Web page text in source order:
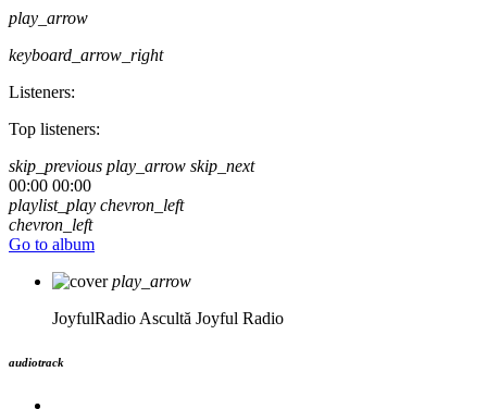
play_arrow
keyboard_arrow_right
Listeners:
Top listeners:
skip_previous play_arrow skip_next
00:00 00:00
playlist_play chevron_left
chevron_left
Go to album
play_arrow
JoyfulRadio Ascultă Joyful Radio
audiotrack